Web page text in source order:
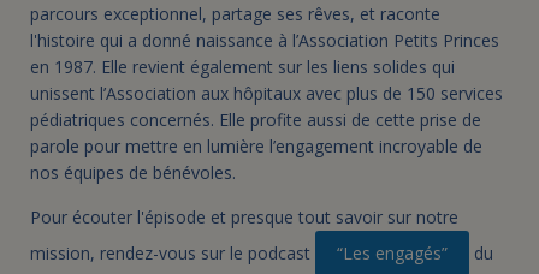
parcours exceptionnel, partage ses rêves, et raconte
l'histoire qui a donné naissance à l’Association Petits Princes
en 1987. Elle revient également sur les liens solides qui
unissent l’Association aux hôpitaux avec plus de 150 services
pédiatriques concernés. Elle profite aussi de cette prise de
parole pour mettre en lumière l’engagement incroyable de
nos équipes de bénévoles.
Pour écouter l'épisode et presque tout savoir sur notre
mission, rendez-vous sur le podcast
“Les engagés”
du